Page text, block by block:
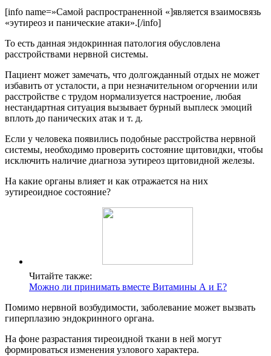
[info name=»Самой распространенной «]является взаимосвязь
«эутиреоз и панические атаки».[/info]
То есть данная эндокринная патология обусловлена
расстройствами нервной системы.
Пациент может замечать, что долгожданный отдых не может
избавить от усталости, а при незначительном огорчении или
расстройстве с трудом нормализуется настроение, любая
нестандартная ситуация вызывает бурный выплеск эмоций
вплоть до панических атак и т. д.
Если у человека появились подобные расстройства нервной
системы, необходимо проверить состояние щитовидки, чтобы
исключить наличие диагноза эутиреоз щитовидной железы.
На какие органы влияет и как отражается на них
эутиреоидное состояние?
Читайте также:
Можно ли принимать вместе Витамины А и Е?
Помимо нервной возбудимости, заболевание может вызвать
гиперплазию эндокринного органа.
На фоне разрастания тиреоидной ткани в ней могут
формироваться изменения узлового характера.